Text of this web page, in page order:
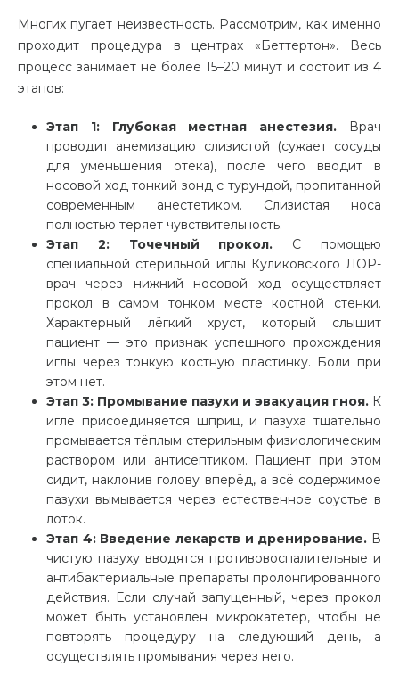
Многих пугает неизвестность. Рассмотрим, как именно
проходит процедура в центрах «Беттертон». Весь
процесс занимает не более 15–20 минут и состоит из 4
этапов:
Этап 1: Глубокая местная анестезия. Врач
проводит анемизацию слизистой (сужает сосуды
для уменьшения отёка), после чего вводит в
носовой ход тонкий зонд с турундой, пропитанной
современным анестетиком. Слизистая носа
полностью теряет чувствительность.
Этап 2: Точечный прокол. С помощью
специальной стерильной иглы Куликовского ЛОР-
врач через нижний носовой ход осуществляет
прокол в самом тонком месте костной стенки.
Характерный лёгкий хруст, который слышит
пациент — это признак успешного прохождения
иглы через тонкую костную пластинку. Боли при
этом нет.
Этап 3: Промывание пазухи и эвакуация гноя. К
игле присоединяется шприц, и пазуха тщательно
промывается тёплым стерильным физиологическим
раствором или антисептиком. Пациент при этом
сидит, наклонив голову вперёд, а всё содержимое
пазухи вымывается через естественное соустье в
лоток.
Этап 4: Введение лекарств и дренирование. В
чистую пазуху вводятся противовоспалительные и
антибактериальные препараты пролонгированного
действия. Если случай запущенный, через прокол
может быть установлен микрокатетер, чтобы не
повторять процедуру на следующий день, а
осуществлять промывания через него.